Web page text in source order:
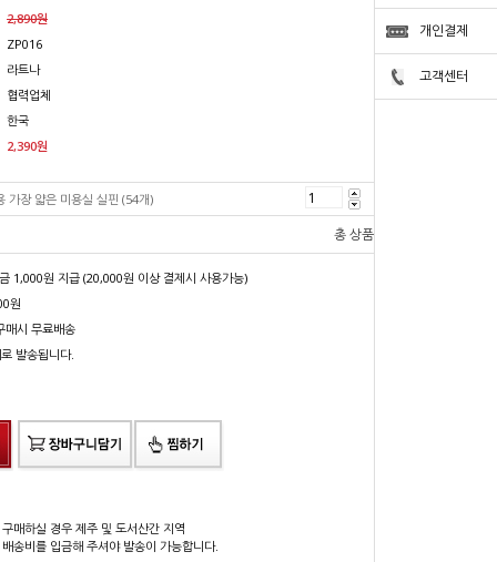
개인결제
고객센터
2,890원
ZP016
라트나
협력업체
한국
2,390원
가장 얇은 미용실 실핀 (54개)
총 상품 금액
1,000원 지급 (20,000원 이상 결제시 사용가능)
원
매시 무료배송
발송됩니다.
매하실 경우 제주 및 도서산간 지역
송비를 입금해 주셔야 발송이 가능합니다.